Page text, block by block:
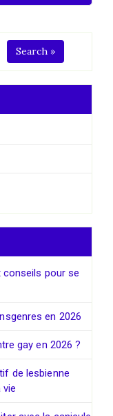
Search »
conseils pour se
en 2026
gay en 2026 ?
de lesbienne
vie